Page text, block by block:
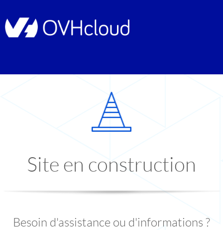
Site en construction
Besoin d'assistance ou d'informations ?